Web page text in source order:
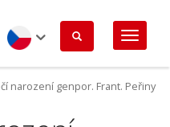
Czech
narození genpor. Frant. Peřiny